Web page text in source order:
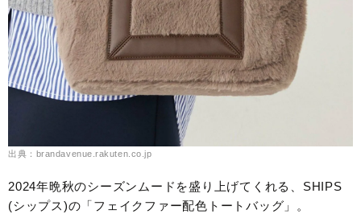
出典：brandavenue.rakuten.co.jp
2024年晩秋のシーズンムードを盛り上げてくれる、SHIPS
(シップス)の「フェイクファー配色トートバッグ」。